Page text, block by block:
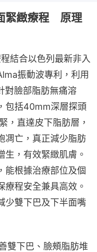
緊緻療程 原理
結合以色列最新非入
振動波專利，利用
對臉部脂肪無痛溶
包括40mm深層探頭
，直達皮下脂肪層，
凋亡，真正減少脂肪
生，有效緊緻肌膚。
能根據治療部位及個
療程安全兼具高效。
少雙下巴及下半面嘴
雙下巴、臉頰脂肪堆